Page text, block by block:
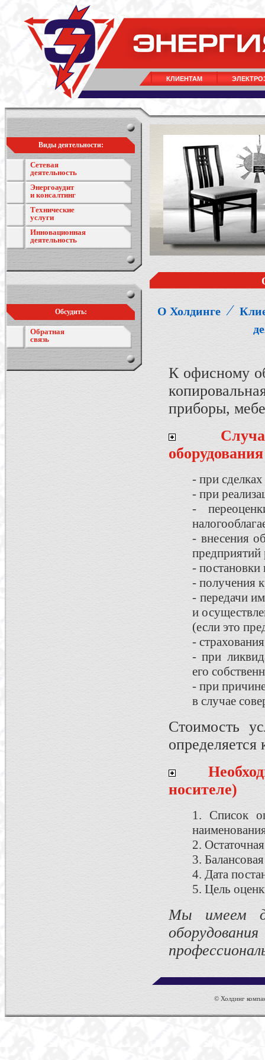
КЛИЕНТАМ
Виды деятельности:
Сетевая
деятельность
Энергоаудит
и консалтинг
Технические
услуги
Инновационная
деятельность
Обсудить:
Обратная
связь
О Холдинге ⁄
К офисному
приборы,
оборудования
- при
- при
-
- внесения
- постановки
- получения
- передачи
и
(если это
-
- при
его
- при
в случае
Стоимость
носителе)
1. Список
2.
3.
4. Дата
5. Цель
Мы имеем
© Холдинг